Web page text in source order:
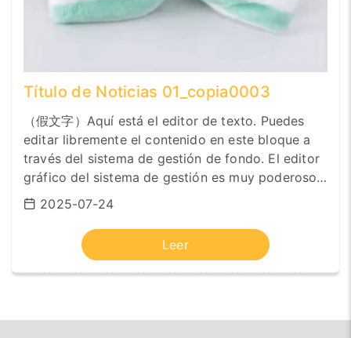
Título de Noticias 01_copia0003
（假文字）Aquí está el editor de texto. Puedes
editar libremente el contenido en este bloque a
través del sistema de gestión de fondo. El editor
gráfico del sistema de gestión es muy poderoso.
Puede hacer que el formato del texto sea negrita,
puedes cambiar la fuente, el tamaño de la fuente,
la altura de la línea, el diseño centrado, a la
izquierda o a la derecha, e insertar enlaces,
2025-07-24
Leer